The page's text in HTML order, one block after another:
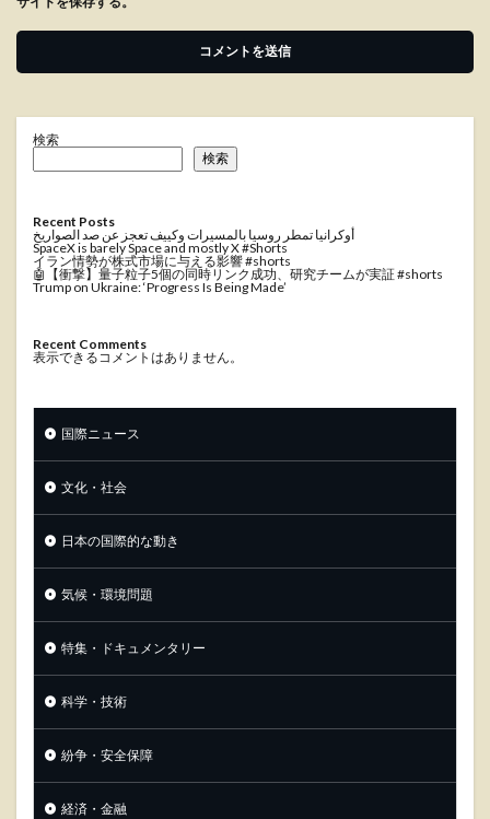
検索
検索
Recent Posts
أوكرانيا تمطر روسيا بالمسيرات وكييف تعجز عن صد الصواريخ
SpaceX is barely Space and mostly X #Shorts
イラン情勢が株式市場に与える影響 #shorts
🤖【衝撃】量子粒子5個の同時リンク成功、研究チームが実証 #shorts
Trump on Ukraine: ‘Progress Is Being Made’
Recent Comments
表示できるコメントはありません。
国際ニュース
文化・社会
日本の国際的な動き
気候・環境問題
特集・ドキュメンタリー
科学・技術
紛争・安全保障
経済・金融